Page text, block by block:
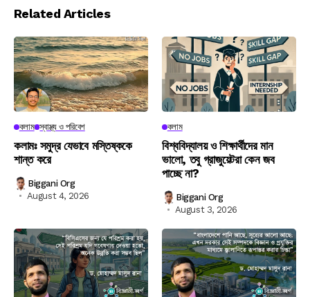
Related Articles
কলাম স্বাস্থ্য ও পরিবেশ
কলামঃ সমুদ্র যেভাবে মস্তিষ্ককে
শান্ত করে
Biggani Org
August 4, 2026
কলাম
বিশ্ববিদ্যালয় ও শিক্ষার্থীদের মান
ভালো, তবু গ্রাজুয়েটরা কেন জব
পাচ্ছে না?
Biggani Org
August 3, 2026